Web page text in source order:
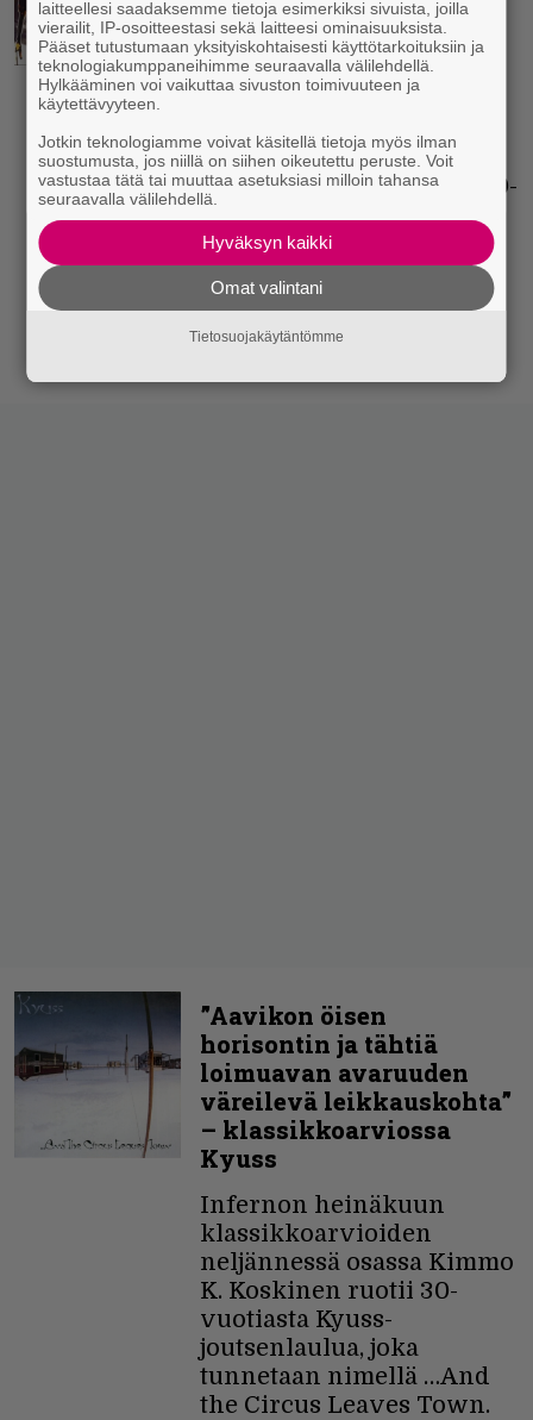
klassikkoarviossa
Moonspell
Infernon heinäkuun
klassikkoarvioiden
viidennessä osassa
ulvotaan Moonspellin 30-
vuotiaan Wolfheart-
albumin mukana, kun
Jonna Ikonen kertoo
suhteestaan tähän
kivijalkalevytykseen.
”Aavikon öisen
horisontin ja tähtiä
loimuavan avaruuden
väreilevä leikkauskohta”
– klassikkoarviossa
Kyuss
Infernon heinäkuun
klassikkoarvioiden
neljännessä osassa Kimmo
K. Koskinen ruotii 30-
vuotiasta Kyuss-
joutsenlaulua, joka
tunnetaan nimellä …And
the Circus Leaves Town.
laitteellesi saadaksemme tietoja esimerkiksi sivuista, joilla
vierailit, IP-osoitteestasi sekä laitteesi ominaisuuksista.
Pääset tutustumaan yksityiskohtaisesti käyttötarkoituksiin ja
teknologiakumppaneihimme seuraavalla välilehdellä.
Hylkääminen voi vaikuttaa sivuston toimivuuteen ja
käytettävyyteen.
Jotkin teknologiamme voivat käsitellä tietoja myös ilman
suostumusta, jos niillä on siihen oikeutettu peruste. Voit
vastustaa tätä tai muuttaa asetuksiasi milloin tahansa
seuraavalla välilehdellä.
Hyväksyn kaikki
Omat valintani
Tietosuojakäytäntömme